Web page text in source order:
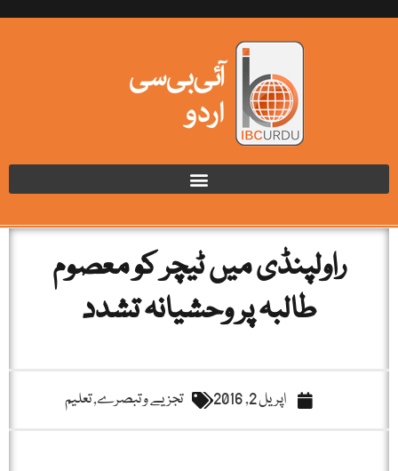
راولپنڈی میں ٹیچر کو معصوم
طالبہ پر وحشیانہ تشدد
اپریل 2, 2016 تجزیے و تبصرے,تعلیم